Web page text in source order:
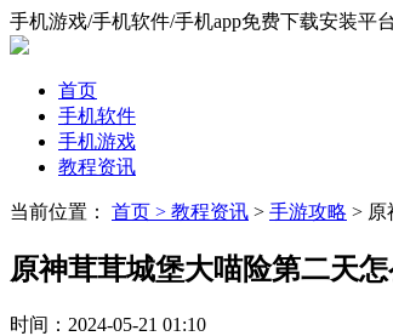
手机游戏/手机软件/手机app免费下载安装平台
首页
手机软件
手机游戏
教程资讯
当前位置： 首页 > 教程资讯 > 手游攻略 > 原
原神茸茸城堡大喵险第二天
时间： 2024-05-21 01:10